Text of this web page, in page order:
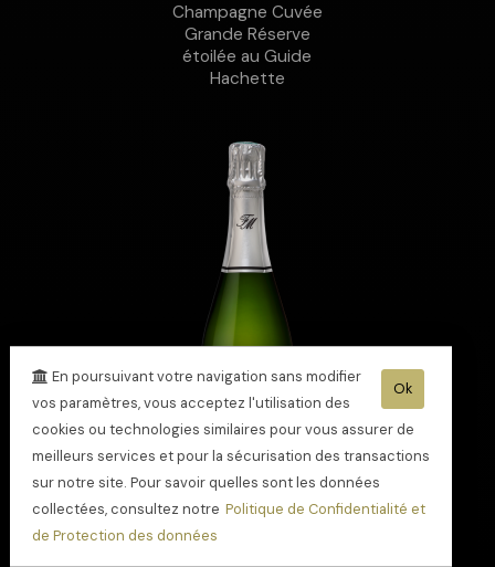
Champagne Cuvée
Grande Réserve
étoilée au Guide
Hachette
Ok
En poursuivant votre navigation sans modifier
vos paramètres, vous acceptez l'utilisation des
cookies ou technologies similaires pour vous assurer de
meilleurs services et pour la sécurisation des transactions
sur notre site. Pour savoir quelles sont les données
collectées, consultez notre Politique de Confidentialité et
de Protection des données